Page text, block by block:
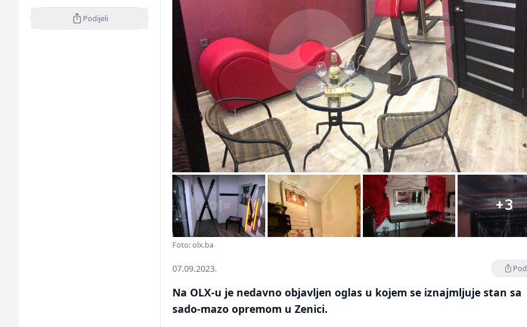
Podijeli
+3
Foto: olx.ba
07.09.2023.
Na OLX-u je nedavno objavljen oglas u kojem se iznajmljuje stan sa
sado-mazo opremom u Zenici.